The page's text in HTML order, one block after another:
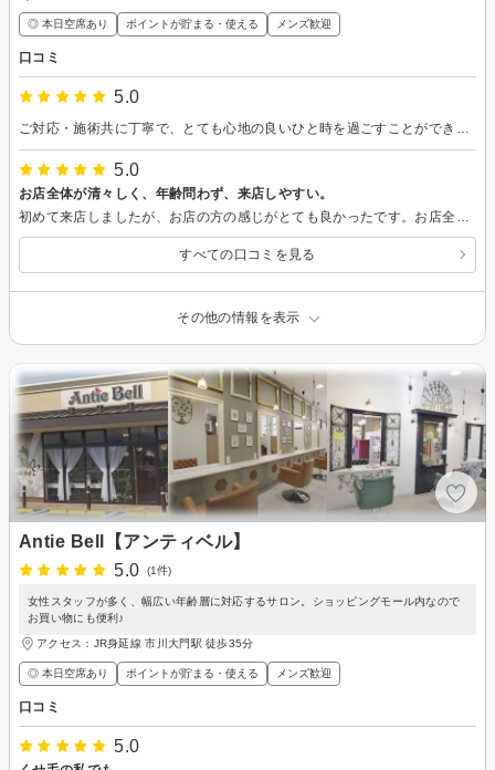
◎ 本日空席あり ポイントが貯まる・使える メンズ歓迎
口コミ
5.0
5.0
お店全体が清々しく、年齢問わず、来店しやすい。
すべての口コミを見る
その他の情報を表示
Antie Bell【アンティベル】
5.0
(1件)
女性スタッフが多く、幅広い年齢層に対応するサロン。ショッピングモール内なので
お買い物にも便利♪
アクセス：JR身延線 市川大門駅 徒歩35分
◎ 本日空席あり ポイントが貯まる・使える メンズ歓迎
口コミ
5.0